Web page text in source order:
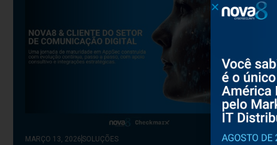
MARÇO 13, 2026 SOLUÇÕES